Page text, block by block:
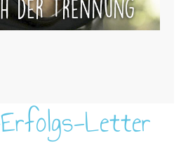
Letter